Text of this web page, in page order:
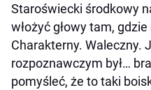
Staroświecki środkowy
włożyć głowy tam,
Charakterny. Waleczny.
rozpoznawczym był…
pomyśleć, że to taki